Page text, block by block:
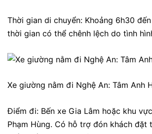
Thời gian di chuyển: Khoảng 6h30
thời gian có thể chênh lệch do tình
Xe giường nằm đi Nghệ An: Tâm Anh
Điểm đi: Bến xe Gia Lâm hoặc khu
Phạm Hùng. Có hỗ trợ đón khách đặt